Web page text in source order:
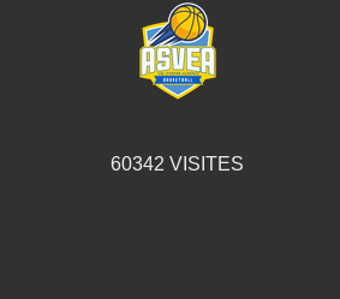
60342 VISITES